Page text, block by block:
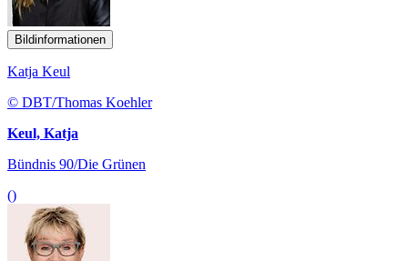
Bildinformationen
Katja Keul
© DBT/Thomas Koehler
Keul, Katja
Bündnis 90/Die Grünen
()